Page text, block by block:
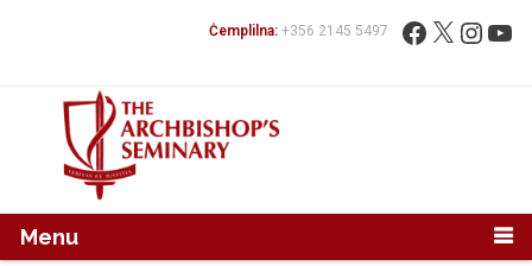
Fittex: Facebook
X
Ċemplilna: +356 2145 5497
Menu